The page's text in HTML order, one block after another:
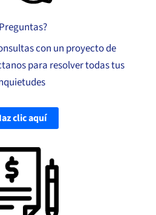
con un proyecto de
para resolver todas tus
clic aquí